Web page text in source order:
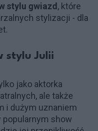
stylu gwiazd, które
stylizacji - dla
stylu Julii
jako aktorka
ale także
i dużym uznaniem
popularnym show